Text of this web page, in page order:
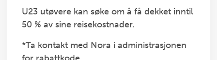
U23 utøvere kan søke om å få dekket inntil
50 % av sine reisekostnader.
*Ta kontakt med Nora i administrasjonen